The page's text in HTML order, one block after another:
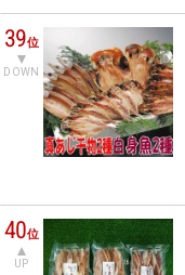
39位
DOWN
40位
UP